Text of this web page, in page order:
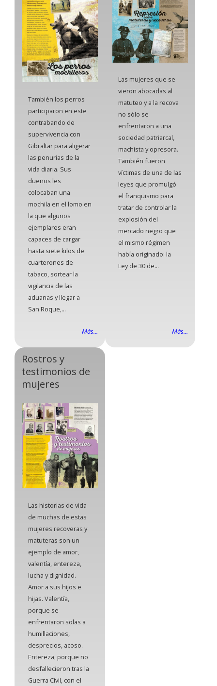
También los perros
participaron en este
contrabando de
supervivencia con
Gibraltar para aligerar
las penurias de la
vida diaria. Sus
dueños les
colocaban una
mochila en el lomo en
la que algunos
ejemplares eran
capaces de cargar
hasta siete kilos de
cuarterones de
tabaco, sortear la
vigilancia de las
aduanas y llegar a
San Roque,...
Más...
Las mujeres que se
vieron abocadas al
matuteo y a la recova
no sólo se
enfrentaron a una
sociedad patriarcal,
machista y opresora.
También fueron
víctimas de una de las
leyes que promulgó
el franquismo para
tratar de controlar la
explosión del
mercado negro que
el mismo régimen
había originado: la
Ley de 30 de...
Más...
Rostros y
testimonios de
mujeres
Las historias de vida
de muchas de estas
mujeres recoveras y
matuteras son un
ejemplo de amor,
valentía, entereza,
lucha y dignidad.
Amor a sus hijos e
hijas. Valentía,
porque se
enfrentaron solas a
humillaciones,
desprecios, acoso.
Entereza, porque no
desfallecieron tras la
Guerra Civil, con el